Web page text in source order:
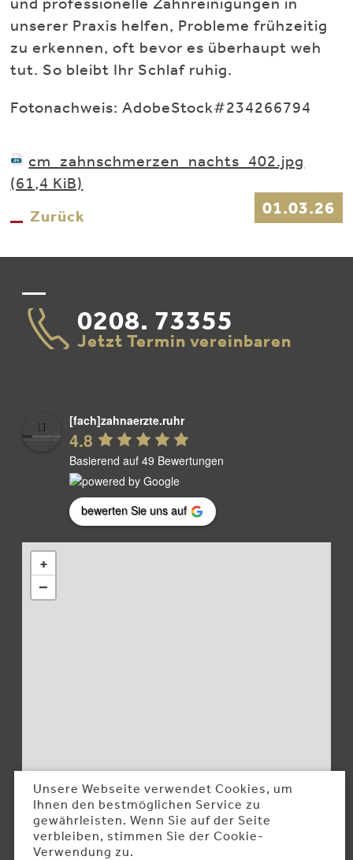
01.03.26
unserer Praxis helfen, Probleme frühzeitig
zu erkennen, oft bevor es überhaupt weh
tut. So bleibt Ihr Schlaf ruhig.
Fotonachweis: AdobeStock#234266794
cm_zahnschmerzen_nachts_402.jpg
(61,4 KiB)
Zurück
0208. 73355
Jetzt Termin vereinbaren
[fach]zahnaerzte.ruhr
4.8
Basierend auf 49 Bewertungen
bewerten Sie uns auf
+
−
Unsere Webseite verwendet Cookies, um
Ihnen den bestmöglichen Service zu
gewährleisten. Wenn Sie auf der Seite
verbleiben, stimmen Sie der Cookie-
Verwendung zu.